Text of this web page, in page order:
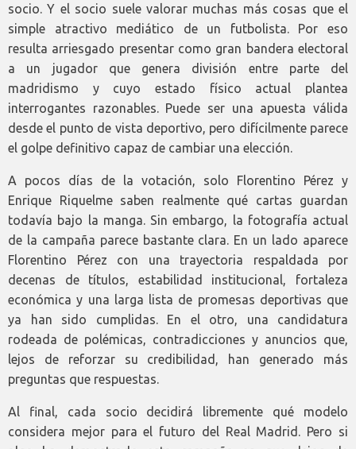
socio. Y el socio suele valorar muchas más cosas que el
simple atractivo mediático de un futbolista. Por eso
resulta arriesgado presentar como gran bandera electoral
a un jugador que genera división entre parte del
madridismo y cuyo estado físico actual plantea
interrogantes razonables. Puede ser una apuesta válida
desde el punto de vista deportivo, pero difícilmente parece
el golpe definitivo capaz de cambiar una elección.
A pocos días de la votación, solo Florentino Pérez y
Enrique Riquelme saben realmente qué cartas guardan
todavía bajo la manga. Sin embargo, la fotografía actual
de la campaña parece bastante clara. En un lado aparece
Florentino Pérez con una trayectoria respaldada por
decenas de títulos, estabilidad institucional, fortaleza
económica y una larga lista de promesas deportivas que
ya han sido cumplidas. En el otro, una candidatura
rodeada de polémicas, contradicciones y anuncios que,
lejos de reforzar su credibilidad, han generado más
preguntas que respuestas.
Al final, cada socio decidirá libremente qué modelo
considera mejor para el futuro del Real Madrid. Pero si